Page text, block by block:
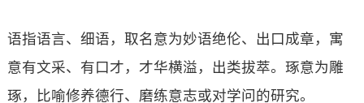
语指语言、细语，取名意为妙语绝伦、出口成章，寓
意有文采、有口才，才华横溢，出类拔萃。琢意为雕
琢，比喻修养德行、磨练意志或对学问的研究。